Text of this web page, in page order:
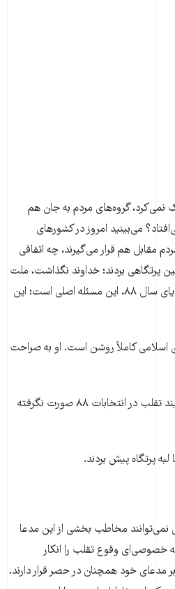
نمی‌کرد، گروه‌هاى مردم به جان هم
مى‌بینید امروز در کشورهاى
مقابل هم قرار می‌گیرند، چه اتفاقى
پرتگاهى بردند؛ خداوند نگذاشت، ملت
هم بصیرت به‌خرج دادند. در قضایاى سال ۸۸، این مسئله اصلى است؛ این
اسلامی کاملاً روشن است. او به صراحت
الف- در جلسات خصوصی می‌گویند تقلب در انتخابات ۸۸ صورت نگرفته
پرتگاه پیش بردند.
مخاطب بخشی از این مدعا
خصوصی‌ای وقوع تقلب را انکار
بر مدعای خود همچنان در حصر قرار دارند.